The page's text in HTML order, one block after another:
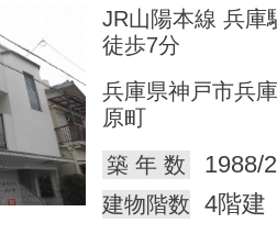
JR山陽本線 兵庫
徒歩7分
兵庫県神戸市兵
原町
築 年 数
1988/
建物階数 4階建